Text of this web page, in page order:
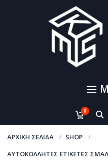
0
ΑΡΧΙΚΉ ΣΕΛΊΔΑ
SHOP
ΑΥΤΟΚΌΛΛΗΤΕΣ ΕΤΙΚΈΤΕΣ